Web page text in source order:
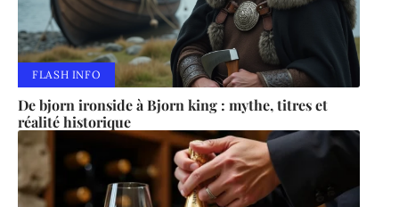
FLASH INFO
De bjorn ironside à Bjorn king : mythe, titres et
réalité historique